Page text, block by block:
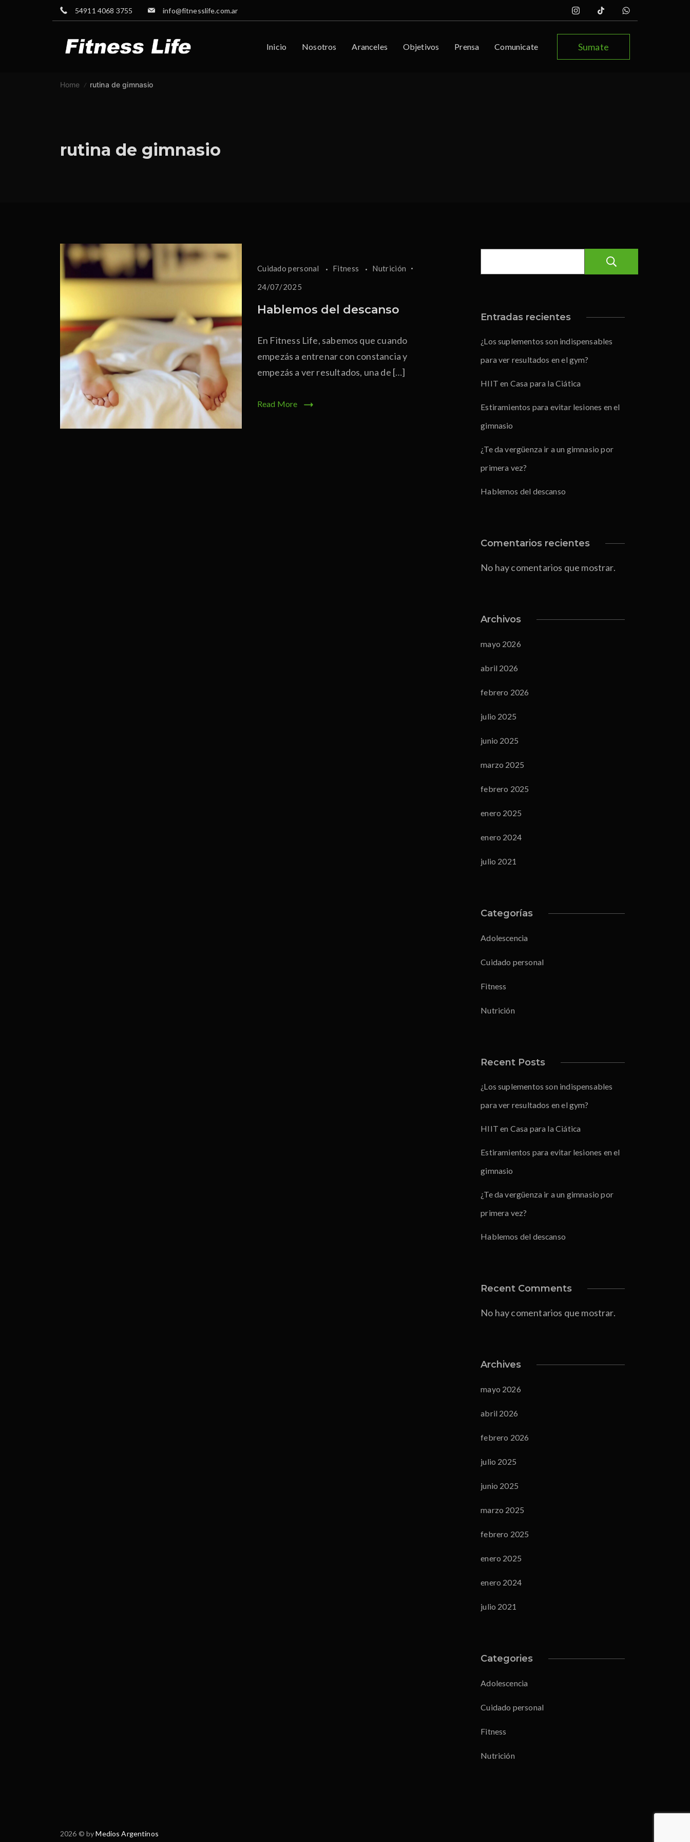
54911 4068 3755 info@fitnesslife.com.ar
Inicio Nosotros Aranceles Objetivos Prensa Comunicate Sumate
Home rutina de gimnasio
rutina de gimnasio
Cuidado personal Fitness
Nutrición
24/07/2025
Hablemos del descanso
En Fitness Life, sabemos que cuando
empezás a entrenar con constancia y
empezás a ver resultados, una de […]
Read More
Entradas recientes
¿Los suplementos son indispensables
para ver resultados en el gym?
HIIT en Casa para la Ciática
Estiramientos para evitar lesiones en el
gimnasio
¿Te da vergüenza ir a un gimnasio por
primera vez?
Hablemos del descanso
Comentarios recientes
No hay comentarios que mostrar.
Archivos
mayo 2026
abril 2026
febrero 2026
julio 2025
junio 2025
marzo 2025
febrero 2025
enero 2025
enero 2024
julio 2021
Categorías
Adolescencia
Cuidado personal
Fitness
Nutrición
Recent Posts
¿Los suplementos son indispensables
para ver resultados en el gym?
HIIT en Casa para la Ciática
Estiramientos para evitar lesiones en el
gimnasio
¿Te da vergüenza ir a un gimnasio por
primera vez?
Hablemos del descanso
Recent Comments
No hay comentarios que mostrar.
Archives
mayo 2026
abril 2026
febrero 2026
julio 2025
junio 2025
marzo 2025
febrero 2025
enero 2025
enero 2024
julio 2021
Categories
Adolescencia
Cuidado personal
Fitness
Nutrición
2026 © byMedios Argentinos